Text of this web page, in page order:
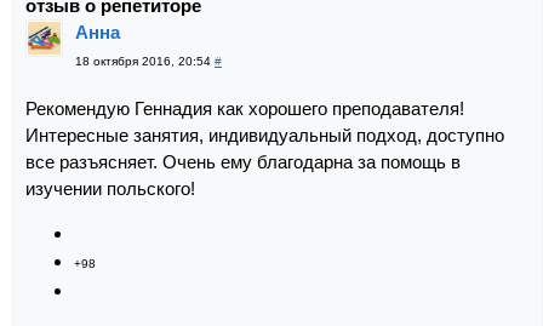
отзыв о репетиторе
Анна
18 октября 2016, 20:54 #
Рекомендую Геннадия как хорошего преподавателя!
Интересные занятия, индивидуальный подход, доступно
все разъясняет. Очень ему благодарна за помощь в
изучении польского!
+98